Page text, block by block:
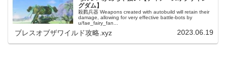
グダム】
殺戮兵器 Weapons created with autobuild will retain their
damage, allowing for very effective battle-bots by
u/fae_fairy_fan...
ブレスオブザワイルド攻略.xyz 2023.06.19